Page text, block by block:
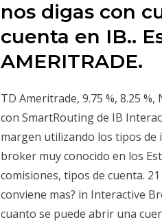
nos digas con
cuenta en IB..
AMERITRADE.
TD Ameritrade, 9.75 %, 8.25
con SmartRouting de IB
margen utilizando los tipos de
broker muy conocido en los
comisiones, tipos de cuenta. 21
conviene mas? in Interactive
cuanto se puede abrir una